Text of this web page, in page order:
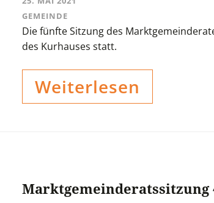
GEMEINDE
Die fünfte Sitzung des
des Kurhauses statt.
Weiterlesen
Marktgemeinderatssitzung